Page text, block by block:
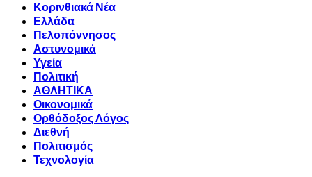
Κορινθιακά Νέα
Ελλάδα
Πελοπόννησος
Αστυνομικά
Υγεία
Πολιτική
ΑΘΛΗΤΙΚΑ
Οικονομικά
Ορθόδοξος Λόγος
Διεθνή
Πολιτισμός
Τεχνολογία